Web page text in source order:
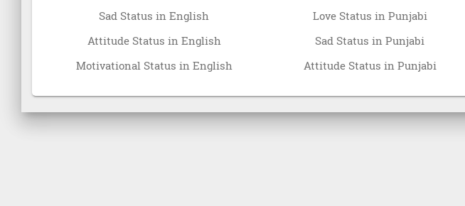
Sad Status in English
Attitude Status in English
Motivational Status in English
Love Status in Punjabi
Sad Status in Punjabi
Attitude Status in Punjabi